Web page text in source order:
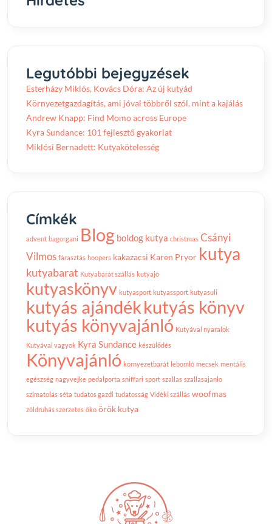
Legutóbbi bejegyzések
Esterházy Miklós, Kovács Dóra: Az új kutyád
Környezetgazdagítás, ami jóval többről szól, mint a kajálás
Andrew Knapp: Find Momo across Europe
Kyra Sundance: 101 fejlesztő gyakorlat
Miklósi Bernadett: Kutyakötelesség
Címkék
advent bagorgani Blog boldog kutya christmas Csányi
Vilmos fárasztás hoopers kakazacsi Karen Pryor kutya
kutyabarat Kutyabarát szállás kutyajó
kutyaskönyv kutyasport kutyassport kutyasuli
kutyás ajándékkutyás könyv
kutyás könyvajánló Kutyával nyaralok
Kutyával vagyok Kyra Sundance készülődés
Könyvajánló környezetbarát lebomló mecsek mentális
egészség nagyvejke pedalporta sniffari sport szallas szallasajanlo
szimatolás séta tudatos gazdi tudatosság Vidéki szállás woofmas
zöldruhás szerzetes öko örök kutya